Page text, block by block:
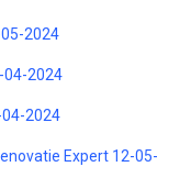
2024
04-2024
2024
Expert 12-05-